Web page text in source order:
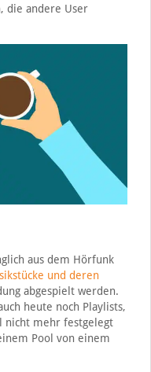
die andere User
aus dem Hörfunk
und deren
abgespielt werden.
heute noch Playlists,
nicht mehr festgelegt
Pool von einem